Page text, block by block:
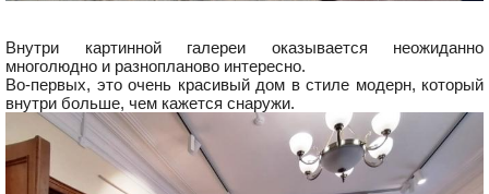
Внутри картинной галереи оказывается неожиданно
многолюдно и разнопланово интересно.
Во-первых, это очень красивый дом в стиле модерн, который
внутри больше, чем кажется снаружи.